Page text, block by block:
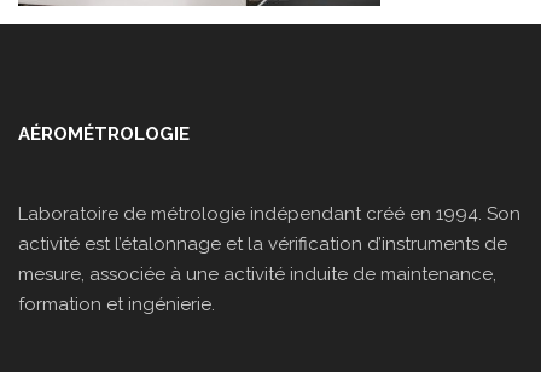
AÉROMÉTROLOGIE
Laboratoire de métrologie indépendant créé en 1994. Son
activité est l’étalonnage et la vérification d’instruments de
mesure, associée à une activité induite de maintenance,
formation et ingénierie.